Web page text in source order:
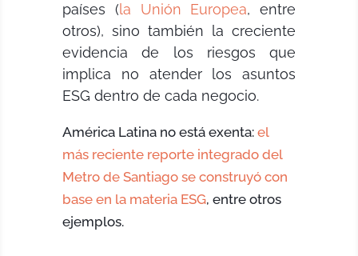
países (la Unión Europea, entre
otros), sino también la creciente
evidencia de los riesgos que
implica no atender los asuntos
ESG dentro de cada negocio.
América Latina no está exenta:el
más reciente reporte integrado del
Metro de Santiago se construyó con
base en la materia ESG, entre otros
ejemplos.